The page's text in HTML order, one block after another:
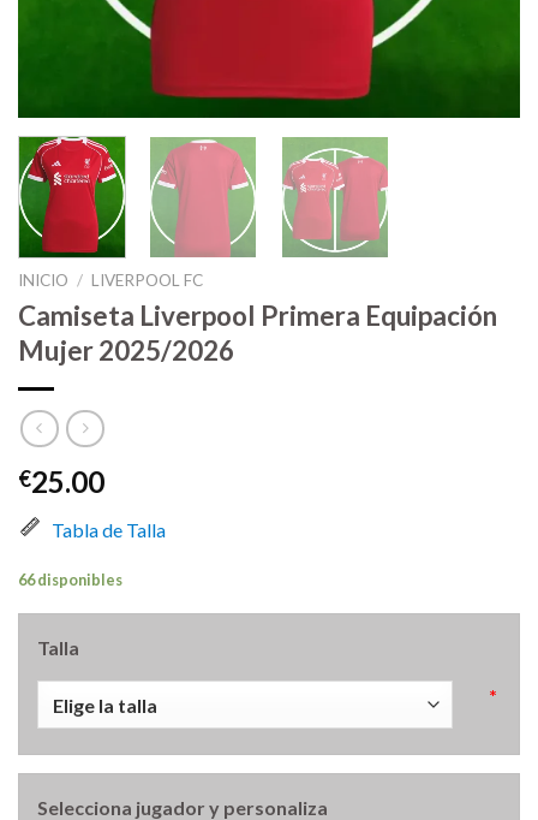
INICIO / LIVERPOOL FC
Camiseta Liverpool Primera Equipación
Mujer 2025/2026
€25.00
Tabla de Talla
66 disponibles
Talla
*
Selecciona jugador y personaliza